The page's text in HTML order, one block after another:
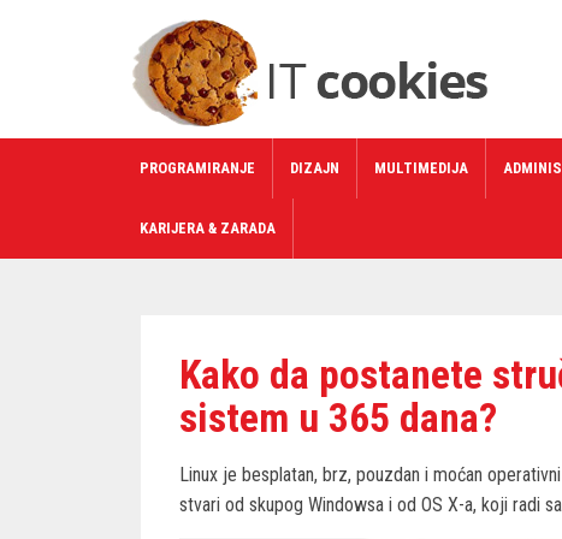
PROGRAMIRANJE DIZAJN MULTIMEDIJA
KARIJERA & ZARADA
Kako da postanete
sistem u 365 dana?
Linux je besplatan, brz, pouzdan i moćan
stvari od skupog Windowsa i od OS X-a, koji radi